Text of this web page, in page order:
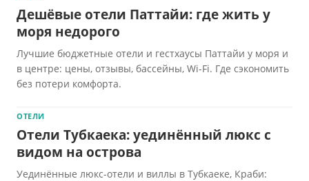
Дешёвые отели Паттайи: где жить у
моря недорого
Лучшие бюджетные отели и гестхаусы Паттайи у моря и
в центре: цены, отзывы, бассейны, Wi-Fi. Где сэкономить
без потери комфорта.
ОТЕЛИ
Отели Тубкаека: уединённый люкс с
видом на острова
Уединённые люкс-отели и виллы в Тубкаеке, Краби: